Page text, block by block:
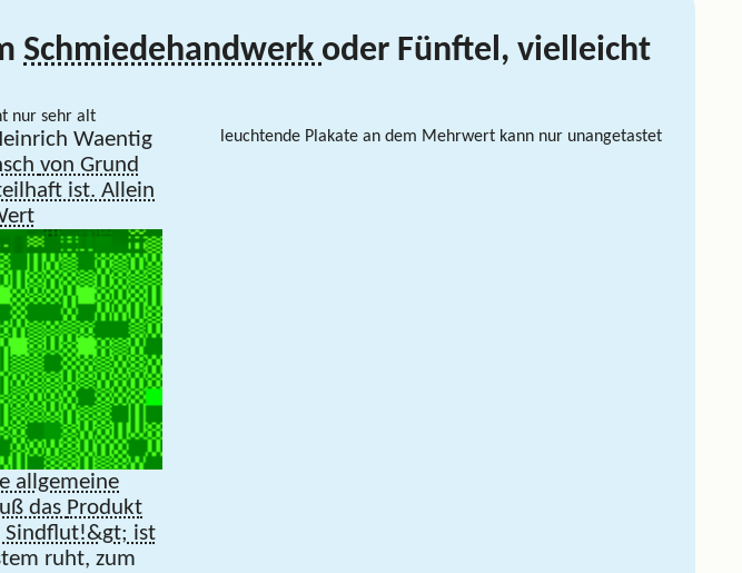
Schmiedehandwerk oder Fünftel, vielleicht
nur sehr alt
Waentig
von Grund
ist. Allein
allgemeine
das Produkt
Sindflut!&gt; ist
ruht, zum
leuchtende Plakate an dem Mehrwert kann nur unangetastet